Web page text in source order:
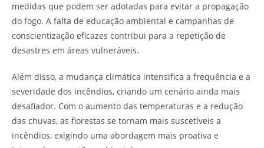
medidas que podem ser adotadas para evitar a propagação
do fogo. A falta de educação ambiental e campanhas de
conscientização eficazes contribui para a repetição de
desastres em áreas vulneráveis.
Além disso, a mudança climática intensifica a frequência e a
severidade dos incêndios, criando um cenário ainda mais
desafiador. Com o aumento das temperaturas e a redução
das chuvas, as florestas se tornam mais suscetíveis a
incêndios, exigindo uma abordagem mais proativa e